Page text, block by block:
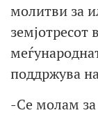
молитви за
земјотресот
поддржува
-Се молам